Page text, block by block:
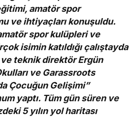
amatör spor
ve ihtiyaçları konuşuldu.
spor kulüpleri ve
isimin katıldığı çalıştayda
teknik direktör Ergün
ve Garassroots
Çocuğun Gelişimi”
yaptı. Tüm gün süren ve
5 yılın yol haritası